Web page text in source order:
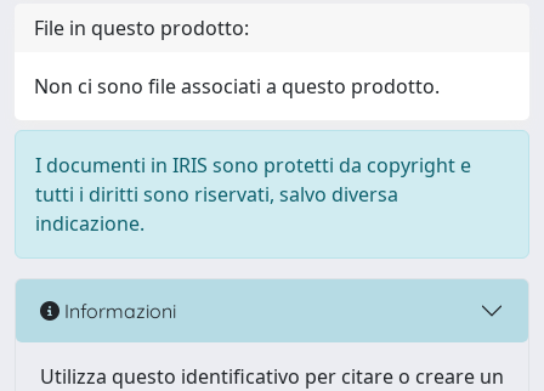
File in questo prodotto:
Non ci sono file associati a questo prodotto.
I documenti in IRIS sono protetti da copyright e
tutti i diritti sono riservati, salvo diversa
indicazione.
Informazioni
Utilizza questo identificativo per citare o creare un